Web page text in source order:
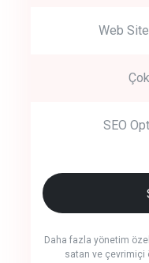
Web
SEO
Daha fazla yönetim
satan ve çevrimiçi